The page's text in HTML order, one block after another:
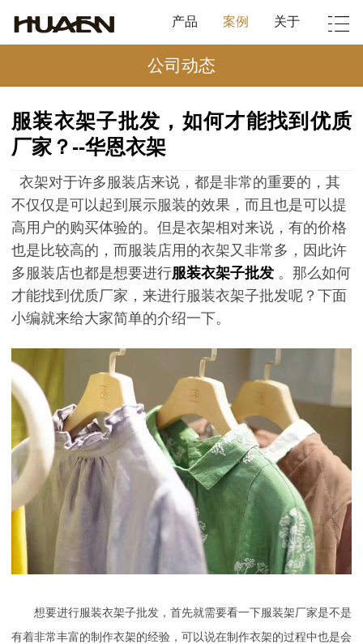
产品 案例 关于
公司动态
服装衣架子批发，如何才能找到优质
厂家？--华恩衣架
衣架对于许多服装店来说，都是非常的重要的，其
不仅仅是可以起到展示服装的效果，而且也是可以提
高用户的购买体验的。但是衣架相对来说，有的价格
也是比较高的，而服装店用的衣架又非常多，因此许
多服装店也都是想要进行服装衣架子批发 。那么如何
才能找到优质厂家，来进行服装衣架子批发呢？下面
小编就来给大家简单的介绍一下。
想要进行服装衣架子批发，首先就需要看一下服装架厂家是不是
有着非常丰富的制作衣架的经验，可以说在制作衣架的过程中也是会